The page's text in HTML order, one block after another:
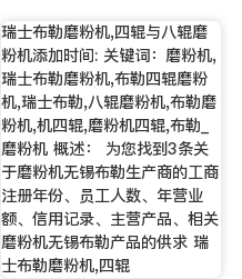
瑞士布勒磨粉机,四辊与八辊磨
粉机添加时间: 关键词：磨粉机,
瑞士布勒磨粉机,布勒四辊磨粉
机,瑞士布勒,八辊磨粉机,布勒磨
粉机,机四辊,磨粉机四辊,布勒_
磨粉机 概述： 为您找到3条关
于磨粉机无锡布勒生产商的工商
注册年份、员工人数、年营业
额、信用记录、主营产品、相关
磨粉机无锡布勒产品的供求 瑞
士布勒磨粉机,四辊